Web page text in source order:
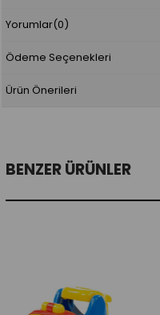
Yorumlar(0)
Ödeme Seçenekleri
Ürün Önerileri
BENZER ÜRÜNLER